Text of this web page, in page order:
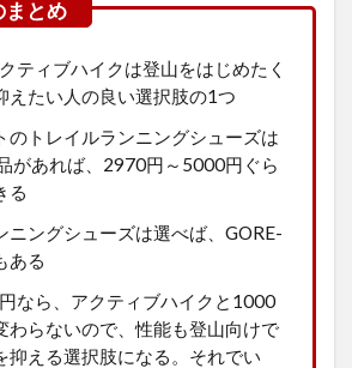
ティブハイクは登山をはじめたく
えたい人の良い選択肢の1つ
のトレイルランニングシューズは
があれば、2970円～5000円ぐら
る
ニングシューズは選べば、GORE-
ある
なら、アクティブハイクと1000
わらないので、性能も登山向けで
抑える選択肢になる。それでい